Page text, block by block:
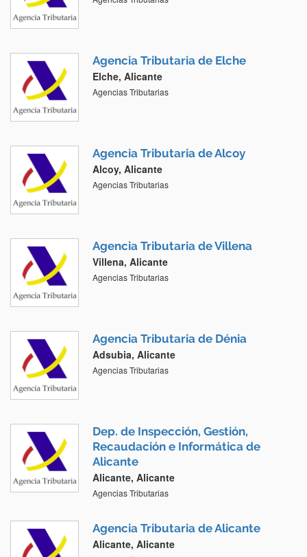
Agencia Tributaria de Elche
Elche, Alicante
Agencias Tributarias
Agencia Tributaria de Alcoy
Alcoy, Alicante
Agencias Tributarias
Agencia Tributaria de Villena
Villena, Alicante
Agencias Tributarias
Agencia Tributaria de Dénia
Adsubia, Alicante
Agencias Tributarias
Dep. de Inspección, Gestión,
Recaudación e Informática de
Alicante
Alicante, Alicante
Agencias Tributarias
Agencia Tributaria de Alicante
Alicante, Alicante